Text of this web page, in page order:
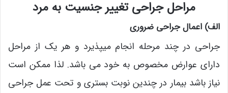
مراحل جراحی تغییر جنسیت به مرد
الف) اعمال جراحی ضروری
جراحی در چند مرحله انجام میپذیرد و هر یک از مراحل
دارای عوارض مخصوص به خود می باشد. لذا ممکن است
نیاز باشد بیمار در چندین نوبت بستری و تحت عمل جراحی